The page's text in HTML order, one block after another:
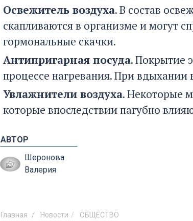
Освежитель воздуха. В состав
скапливаются в организме и могут
гормональные скачки.
Антипригарная посуда. Покрытие
процессе нагревания. При
Увлажнители воздуха. Некоторые
которые впоследствии пагубно
АВТОР
Шеронова
Валерия
Главная Новости ОБЩЕСТВО